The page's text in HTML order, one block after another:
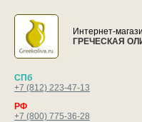
Интернет-
ГРЕЧЕСКАЯ
СПб
+7 (812) 223-47-13
РФ
+7 (800) 775-36-28